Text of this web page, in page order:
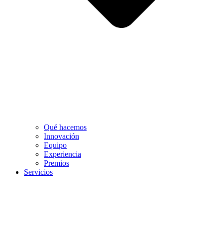
Qué hacemos
Innovación
Equipo
Experiencia
Premios
Servicios